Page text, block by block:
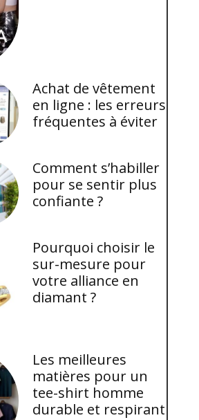
Achat de vêtement
en ligne : les erreurs
fréquentes à éviter
Comment s’habiller
pour se sentir plus
confiante ?
Pourquoi choisir le
sur-mesure pour
votre alliance en
diamant ?
Les meilleures
matières pour un
tee-shirt homme
durable et respirant